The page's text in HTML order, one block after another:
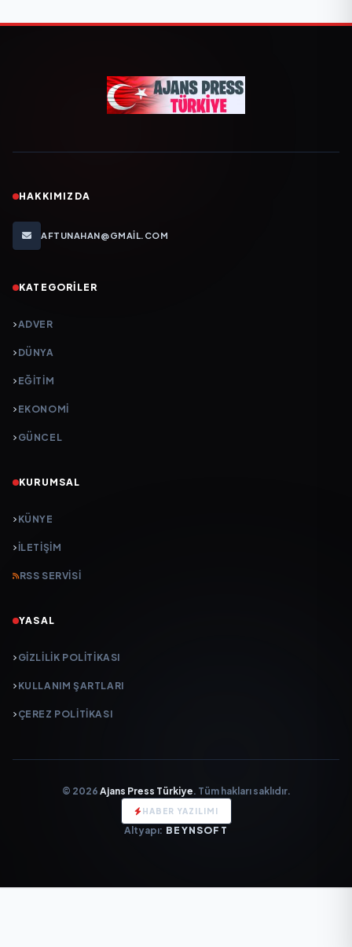
HAKKIMIZDA
AFTUNAHAN@GMAIL.COM
KATEGORILER
ADVER
DÜNYA
EĞİTİM
EKONOMİ
GÜNCEL
KURUMSAL
KÜNYE
İLETIŞIM
RSS SERVISI
YASAL
GIZLILIK POLITIKASI
KULLANIM ŞARTLARI
ÇEREZ POLITIKASI
© 2026 Ajans Press Türkiye. Tüm hakları saklıdır.
HABER YAZILIMI
Altyapı: BEYNSOFT